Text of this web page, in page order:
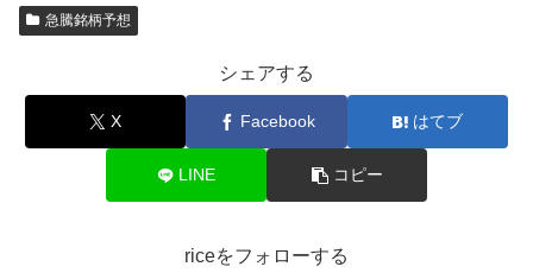
急騰銘柄予想
シェアする
X Facebook はてブ
LINE コピー
riceをフォローする